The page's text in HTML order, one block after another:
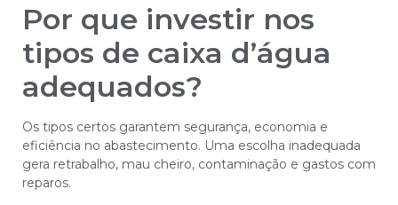
Por que investir nos
tipos de caixa d’água
adequados?
Os tipos certos garantem segurança, economia e
eficiência no abastecimento. Uma escolha inadequada
gera retrabalho, mau cheiro, contaminação e gastos com
reparos.